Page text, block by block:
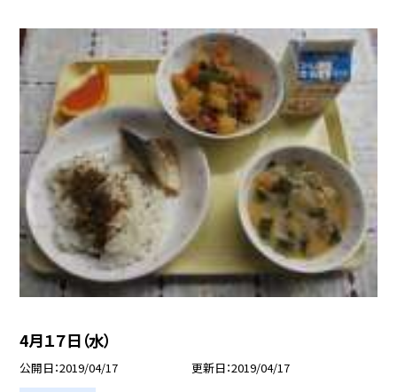
4月１７日（水）
公開日 2019/04/17 更新日 2019/04/17